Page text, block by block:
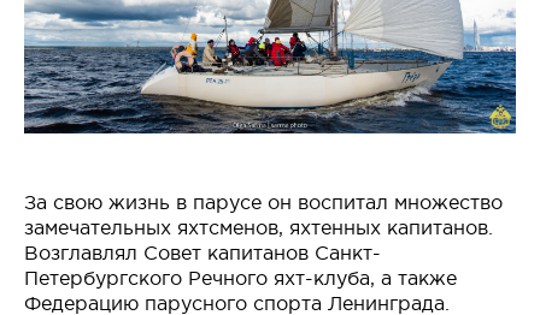
За свою жизнь в парусе он воспитал множество
замечательных яхтсменов, яхтенных капитанов.
Возглавлял Совет капитанов Санкт-
Петербургского Речного яхт-клуба, а также
Федерацию парусного спорта Ленинграда.